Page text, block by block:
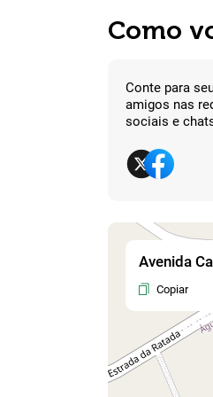
Como
Conte para
amigos nas
sociais e
Avenida
Copiar